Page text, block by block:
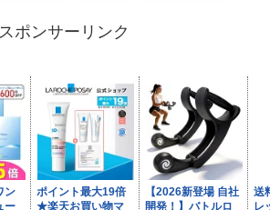
スポンサーリンク